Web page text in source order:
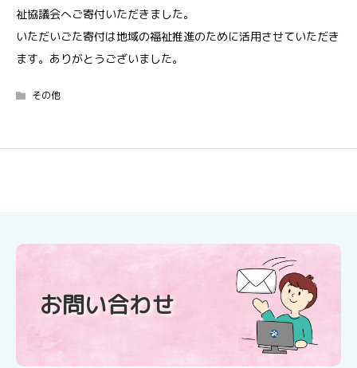
祉協議会へご寄付いただきました。
いただいごた寄付は地域の福祉推進のために活用させていただき
ます。ありがとうございました。
その他
お問い合わせ